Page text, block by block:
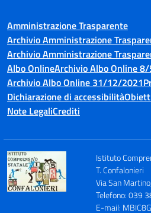
Amministrazione Trasparente
Archivio Amministrazione
Archivio Amministrazione
Albo OnlineArchivio Albo Online
Archivio Albo Online 31/12/2021
Dichiarazione di accessibilità
Note LegaliCrediti
Istituto
T. Confalonieri
Via San
Telefono: 039
E-mail: